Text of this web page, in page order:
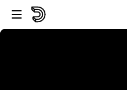
Vai al lettore
Passa al contenuto principale